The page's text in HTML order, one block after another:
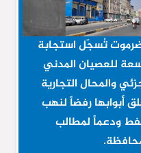
تُسجّل استجابة
للعصيان المدني
والمحال التجارية
أبوابها رفضاً لنهب
ودعماً لمطالب